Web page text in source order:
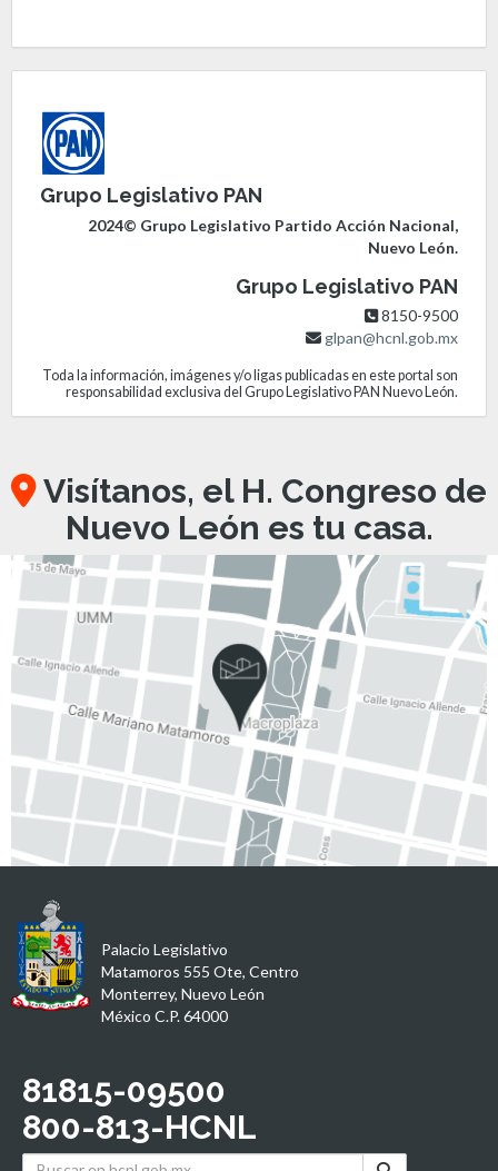
Grupo Legislativo PAN
2024© Grupo Legislativo Partido Acción Nacional,
Nuevo León.
Grupo Legislativo PAN
8150-9500
glpan@hcnl.gob.mx
Toda la información, imágenes y/o ligas publicadas en este portal son
responsabilidad exclusiva del Grupo Legislativo PAN Nuevo León.
Visítanos, el H. Congreso de
Nuevo León es tu casa.
Palacio Legislativo
Matamoros 555 Ote, Centro
Monterrey, Nuevo León
México C.P. 64000
81815-09500
800-813-HCNL